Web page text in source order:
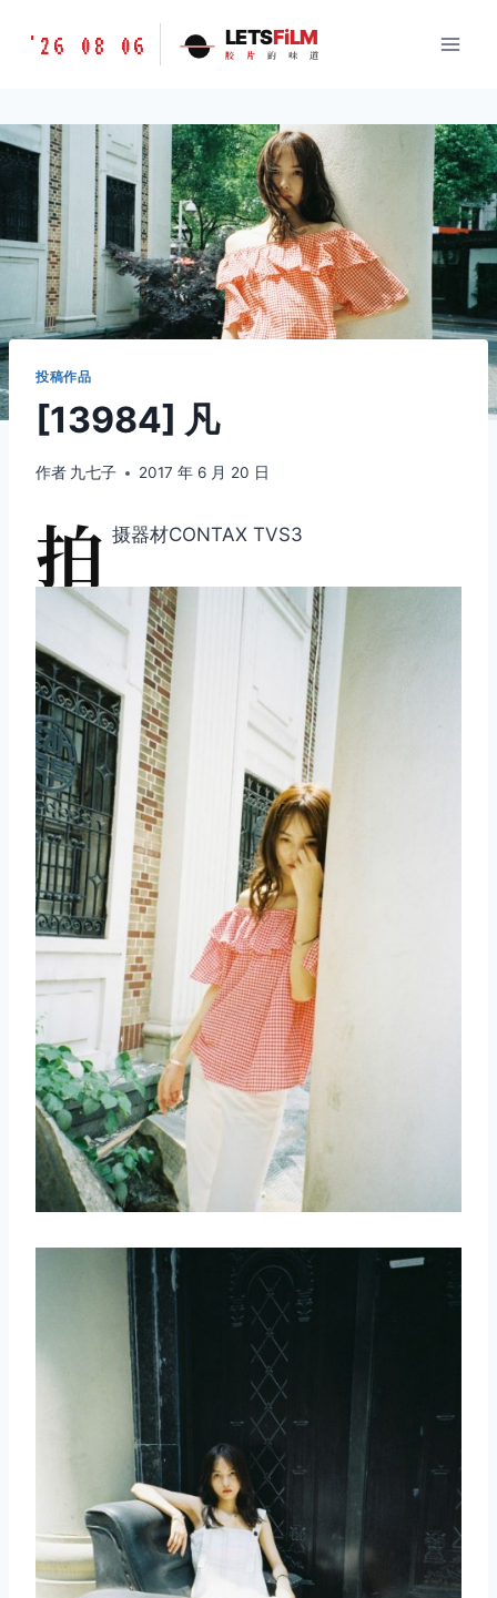
胶
味
道
LETSFILM
'26 08 06 LETSFiLM
胶 片 的 味 道
投稿作品
[13984] 凡
作者 九七子 2017 年 6 月 20 日
拍 摄器材CONTAX TVS3